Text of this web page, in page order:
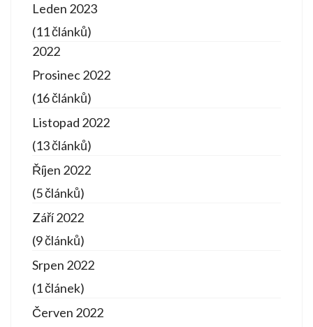
Leden 2023
(11 článků)
2022
Prosinec 2022
(16 článků)
Listopad 2022
(13 článků)
Říjen 2022
(5 článků)
Září 2022
(9 článků)
Srpen 2022
(1 článek)
Červen 2022